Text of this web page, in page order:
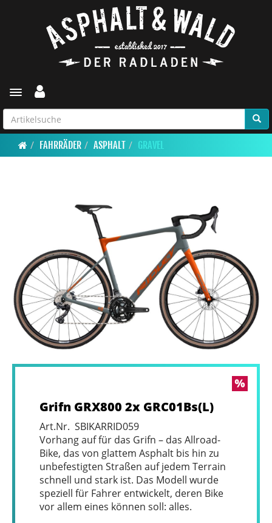
Toggle navigation
FAHRRÄDER ASPHALT GRAVEL
Grifn GRX800 2x GRC01Bs(L)
Art.Nr. SBIKARRID059
Vorhang auf für das Grifn – das Allroad-
Bike, das von glattem Asphalt bis hin zu
unbefestigten Straßen auf jedem Terrain
schnell und stark ist. Das Modell wurde
speziell für Fahrer entwickelt, deren Bike
vor allem eines können soll: alles.